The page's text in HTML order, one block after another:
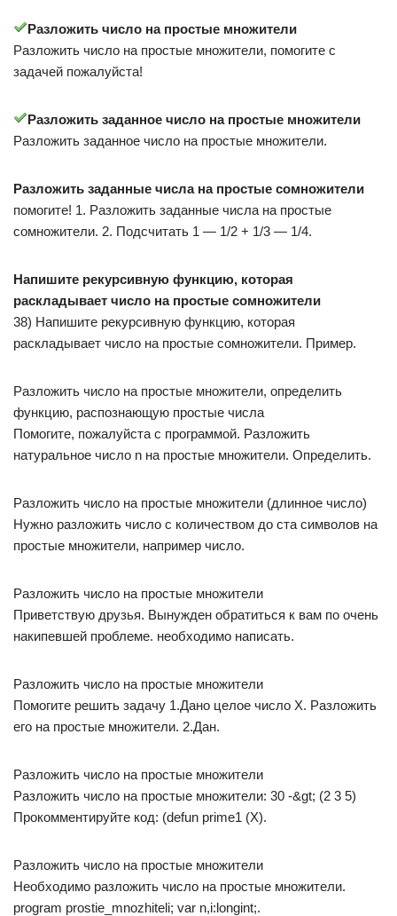
Разложить число на простые множители
Разложить число на простые множители, помогите с
задачей пожалуйста!
Разложить заданное число на простые множители
Разложить заданное число на простые множители.
Разложить заданные числа на простые сомножители
помогите! 1. Разложить заданные числа на простые
сомножители. 2. Подсчитать 1 — 1/2 + 1/3 — 1/4.
Напишите рекурсивную функцию, которая
раскладывает число на простые сомножители
38) Напишите рекурсивную функцию, которая
раскладывает число на простые сомножители. Пример.
Разложить число на простые множители, определить
функцию, распознающую простые числа
Помогите, пожалуйста с программой. Разложить
натуральное число n на простые множители. Определить.
Разложить число на простые множители (длинное число)
Нужно разложить число с количеством до ста символов на
простые множители, например число.
Разложить число на простые множители
Приветствую друзья. Вынужден обратиться к вам по очень
накипевшей проблеме. необходимо написать.
Разложить число на простые множители
Помогите решить задачу 1.Дано целое число Х. Разложить
его на простые множители. 2.Дан.
Разложить число на простые множители
Разложить число на простые множители: 30 -&gt; (2 3 5)
Прокомментируйте код: (defun prime1 (X).
Разложить число на простые множители
Необходимо разложить число на простые множители.
program prostie_mnozhiteli; var n,i:longint;.